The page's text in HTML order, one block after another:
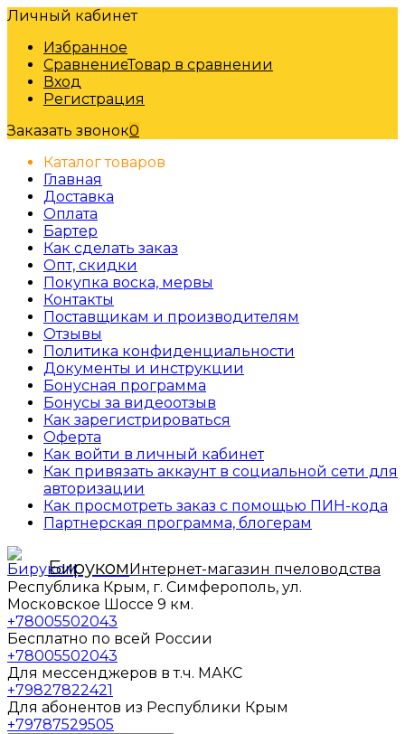
Личный кабинет
Избранное
СравнениеТовар в сравнении
Вход
Регистрация
Заказать звонок0
Каталог товаров
Главная
Доставка
Оплата
Бартер
Как сделать заказ
Опт, скидки
Покупка воска, мервы
Контакты
Поставщикам и производителям
Отзывы
Политика конфиденциальности
Документы и инструкции
Бонусная программа
Бонусы за видеоотзыв
Как зарегистрироваться
Оферта
Как войти в личный кабинет
Как привязать аккаунт в социальной сети для
авторизации
Как просмотреть заказ с помощью ПИН-кода
Партнерская программа, блогерам
БирукомИнтернет-магазин пчеловодства
Республика Крым, г. Симферополь, ул.
Московское Шоссе 9 км.
+78005502043
Бесплатно по всей России
+78005502043
Для мессенджеров в т.ч. МАКС
+79827822421
Для абонентов из Республики Крым
+79787529505